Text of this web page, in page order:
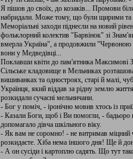
Я пішов до своїх, до козаків... Промови
набридали. Може тому, що були щирими та
Меморіальні заходи піднесли на новий
фольклорний колектив "Барвінок" зі
вмерла Україна", а продовжили "Червоною
вони у Медведівці...
Поклавши квіти до пам'ятника Максимові
Сільське кладовище в Мельниках
вишиванках та одностроях, старі й малі,
Українця, який віддав за рідну землю
розкидали сучасні мельничани.
- Бог у поміч, - іронічно мовив хтось із
- Казали Боги, щоб і Ви помогли, - бадьоро
допомагало дівча шкільного віку.
- Як вам не соромно! - не витримав міцний
розкидаєте. Хіба нема іншого дня! Ще й
- А он сусіди і картоплю садять. Що тут